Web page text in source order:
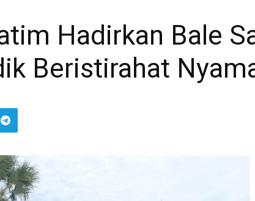
Hadirkan Bale
Beristirahat